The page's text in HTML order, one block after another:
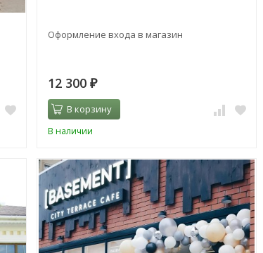
Оформление входа в магазин
12 300 ₽
В корзину
В наличии